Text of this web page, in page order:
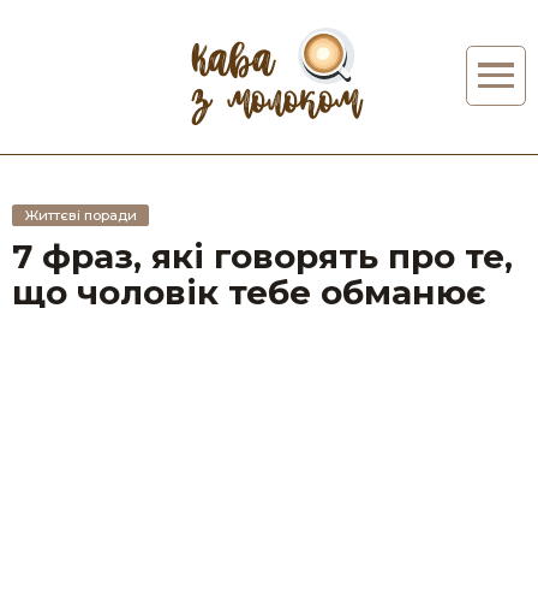
Життєві поради
7 фраз, які говорять про те,
що чоловік тебе обманює